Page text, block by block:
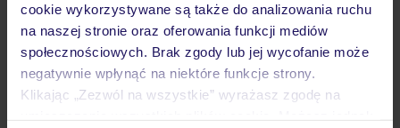
cookie wykorzystywane są także do analizowania ruchu
na naszej stronie oraz oferowania funkcji mediów
społecznościowych. Brak zgody lub jej wycofanie może
negatywnie wpłynąć na niektóre funkcje strony.
Klikając „Zezwól na wszystkie” wyrażasz zgodę na
Wyżywienie
Atrakcje